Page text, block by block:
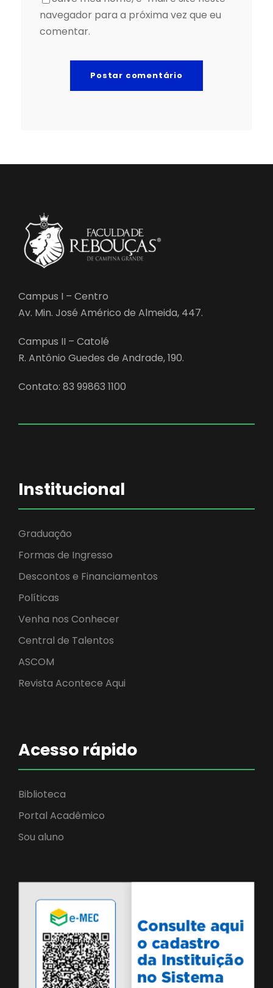
navegador para a próxima vez que eu
comentar.
Campus I – Centro
Av. Min. José Américo de Almeida, 447.
Campus II – Catolé
R. Antônio Guedes de Andrade, 190.
Contato: 83 99863 1100
Institucional
Graduação
Formas de Ingresso
Descontos e Financiamentos
Políticas
Venha nos Conhecer
Central de Talentos
ASCOM
Revista Acontece Aqui
Acesso rápido
Biblioteca
Portal Acadêmico
Sou aluno